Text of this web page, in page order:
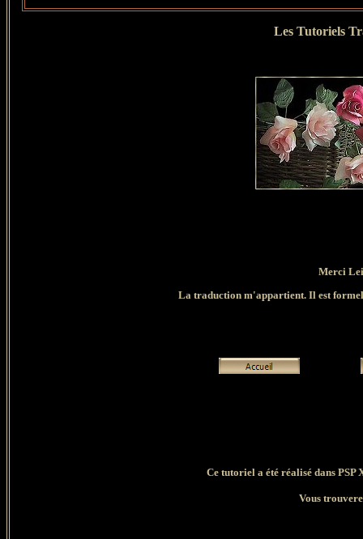
Les Tutoriels
Merci
La traduction m'appartient. Il est
Ce tutoriel a été réalisé dans PSP
Vous